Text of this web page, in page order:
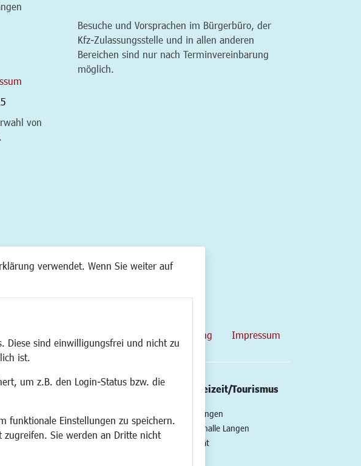
verwendet. Wenn Sie weiter auf
Diese sind einwilligungsfrei und nicht zu
ist.
um z.B. den Login-Status bzw. die
funktionale Einstellungen zu speichern.
zugreifen. Sie werden an Dritte nicht
von
Besuche und Vorsprachen im Bürgerbüro, der
Kfz-Zulassungsstelle und in allen anderen
Bereichen sind nur nach Terminvereinbarung
möglich.
Datenschutzerklärung Impressum
Bauen/Umwelt/Mobilität Kultur/Freizeit/Tourismus
Veranstaltungen
Neue Stadthalle Langen
Stadtporträt